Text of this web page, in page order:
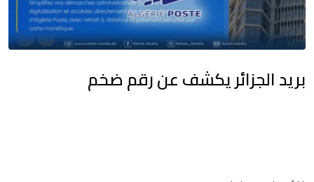
بريد الجزائر يكشف عن رقم ضخم